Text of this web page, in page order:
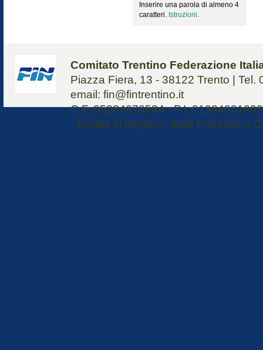
Inserire una parola di almeno 4
caratteri. Istruzioni.
Comitato Trentino Federazione
Piazza Fiera, 13 - 38122 Trento |
email: fin@fintrentino.it
C.F. 05284670584 - P.I.
- Iscritta al Registro della Protezione